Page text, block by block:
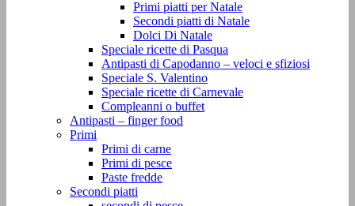
Primi piatti per Natale
Secondi piatti di Natale
Dolci Di Natale
Speciale ricette di Pasqua
Antipasti di Capodanno – veloci e sfiziosi
Speciale S. Valentino
Speciale ricette di Carnevale
Compleanni o buffet
Antipasti – finger food
Primi
Primi di carne
Primi di pesce
Paste fredde
Secondi piatti